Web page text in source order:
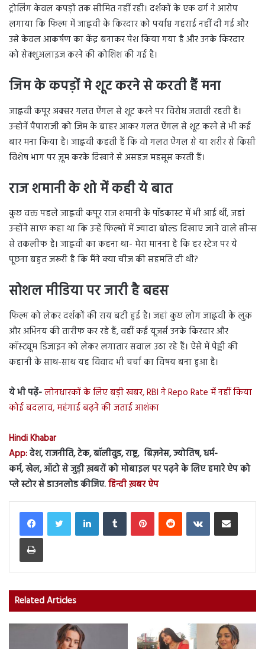
ट्रोलिंग केवल कपड़ों तक सीमित नहीं रही। दर्शकों के एक वर्ग ने आरोप
लगाया कि फिल्म में जाह्नवी के किरदार को पर्याप्त गहराई नहीं दी गई और
उसे केवल आकर्षण का केंद्र बनाकर पेश किया गया है और उनके किरदार
को सेक्शुअलाइज करने की कोशिश की गई है।
जिम के कपड़ों मे शूट करने से करती हैं मना
जाह्नवी कपूर अक्सर गलत ऐंगल से शूट करने पर विरोध जताती रहती हैं।
उन्होनें पैपाराजी को जिम के बाहर आकर गलत ऐंगल से शूट करने से भी कई
बार मना किया है। जाह्नवी कहती हैं कि वो गलत ऐंगल से या शरीर से किसी
विशेष भाग पर ज़ूम करके दिखाने से असहज महसूस करती हैं।
राज शमानी के शो में कही ये बात
कुछ वक्त पहले जाह्नवी कपूर राज शमानी के पॉडकास्ट में भी आई थीं, जहां
उन्होंने साफ कहा था कि उन्हें फिल्मों में ज्यादा बोल्ड दिखाए जाने वाले सीन्स
से तकलीफ है। जाह्नवी का कहना था- मेरा मानना है कि हर स्टेज पर ये
पूछना बहुत जरूरी है कि मैंने क्या चीज की सहमति दी थी?
सोशल मीडिया पर जारी है बहस
फिल्म को लेकर दर्शकों की राय बटी हुई है। जहां कुछ लोग जाह्नवी के लुक
और अभिनय की तारीफ कर रहे हैं, वहीं कई यूजर्स उनके किरदार और
कॉस्ट्यूम डिजाइन को लेकर लगातार सवाल उठा रहे हैं। ऐसे में पेड्डी की
कहानी के साथ-साथ यह विवाद भी चर्चा का विषय बना हुआ है।
ये भी पढ़ें-लोनधारकों के लिए बड़ी खबर, RBI ने Repo Rate में नहीं किया
कोई बदलाव, महंगाई बढ़ने की जताई आशंका
Hindi Khabar
App:देश, राजनीति, टेक, बॉलीवुड, राष्ट्र, बिज़नेस, ज्योतिष, धर्म-
कर्म, खेल, ऑटो से जुड़ी ख़बरों को मोबाइल पर पढ़ने के लिए हमारे ऐप को
प्ले स्टोर से डाउनलोड कीजिए.हिन्दी ख़बर ऐप
LinkedInTumblr PinterestReddit VKontakteShare via Email
Print
Related Articles